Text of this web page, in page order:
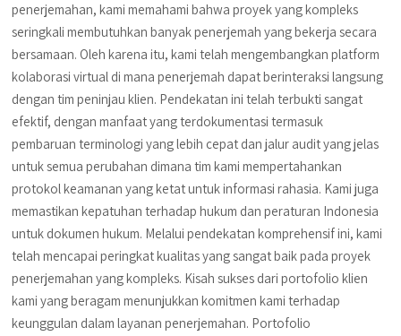
penerjemahan, kami memahami bahwa proyek yang kompleks
seringkali membutuhkan banyak penerjemah yang bekerja secara
bersamaan. Oleh karena itu, kami telah mengembangkan platform
kolaborasi virtual di mana penerjemah dapat berinteraksi langsung
dengan tim peninjau klien. Pendekatan ini telah terbukti sangat
efektif, dengan manfaat yang terdokumentasi termasuk
pembaruan terminologi yang lebih cepat dan jalur audit yang jelas
untuk semua perubahan dimana tim kami mempertahankan
protokol keamanan yang ketat untuk informasi rahasia. Kami juga
memastikan kepatuhan terhadap hukum dan peraturan Indonesia
untuk dokumen hukum. Melalui pendekatan komprehensif ini, kami
telah mencapai peringkat kualitas yang sangat baik pada proyek
penerjemahan yang kompleks. Kisah sukses dari portofolio klien
kami yang beragam menunjukkan komitmen kami terhadap
keunggulan dalam layanan penerjemahan. Portofolio